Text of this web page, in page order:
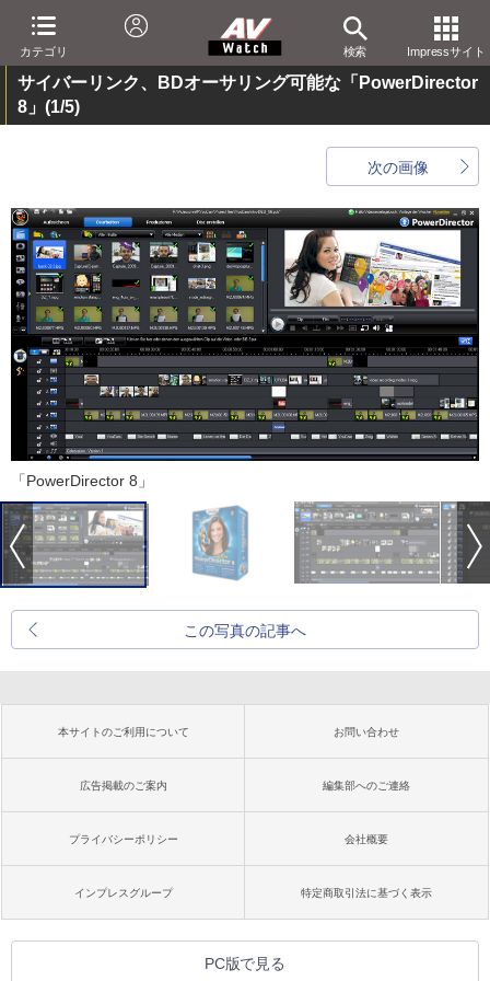
カテゴリ 検索 Impressサイト
サイバーリンク、BDオーサリング可能な「PowerDirector
8」 (1/5)
次の画像
「PowerDirector 8」
この写真の記事へ
本サイトのご利用について お問い合わせ
広告掲載のご案内 編集部へのご連絡
プライバシーポリシー 会社概要
インプレスグループ 特定商取引法に基づく表示
PC版で見る